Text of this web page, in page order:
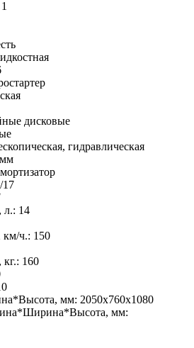
дисковые
гидравлическая
17
л.: 14
км/ч.: 150
кг.: 160
мм: 2050x760x1080
мм: